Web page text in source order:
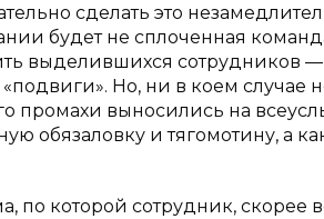
сделать это
будет не сплоченная
выделившихся сотрудников
Но, ни в коем случае не
промахи выносились на
обязаловку и тягомотину, а
по которой сотрудник, скорее